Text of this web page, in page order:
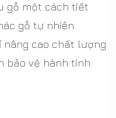
gỗ một cách tiết
gỗ tự nhiên.
nâng cao chất lượng
bảo vệ hành tinh